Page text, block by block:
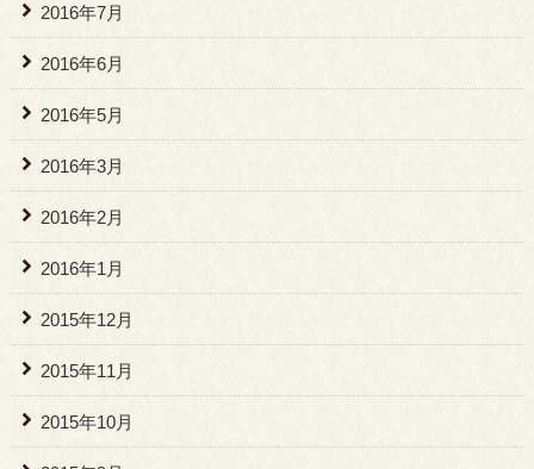
2016年7月
2016年6月
2016年5月
2016年3月
2016年2月
2016年1月
2015年12月
2015年11月
2015年10月